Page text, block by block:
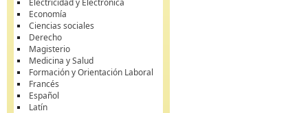
Electricidad y Electrónica
Economía
Ciencias sociales
Derecho
Magisterio
Medicina y Salud
Formación y Orientación Laboral
Francés
Español
Latín